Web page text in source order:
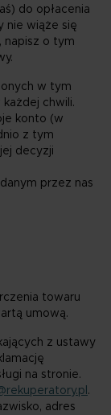
do opłacenia
nie wiąże się
napisz o tym
w tym
chwili.
konto (w
z tym
decyzji
przez nas
towaru
umową.
z ustawy
na stronie.
.
adres